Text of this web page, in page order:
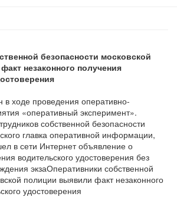
безопасности московской
незаконного получения
в ходе проведения оперативно-
«оперативный эксперимент».
собственной безопасности
главка оперативной информации,
в сети Интернет объявление о
водительского удостоверения без
экзаОперативники собственной
полиции выявили факт незаконного
удостоверения